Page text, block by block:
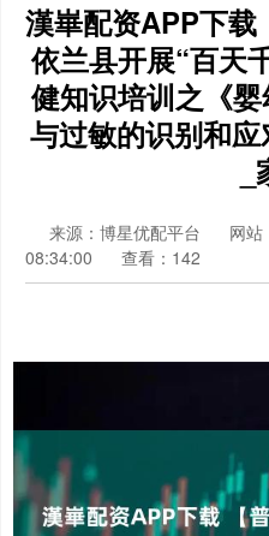
漢崋配资APP下载
依兰县开展“百天
健知识培训之《
与过敏的识别和
来源：博星优配平台 网站
08:34:00
查看：142